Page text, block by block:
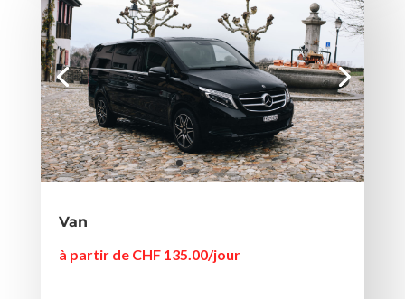
Van
à partir de CHF 135.00/jour